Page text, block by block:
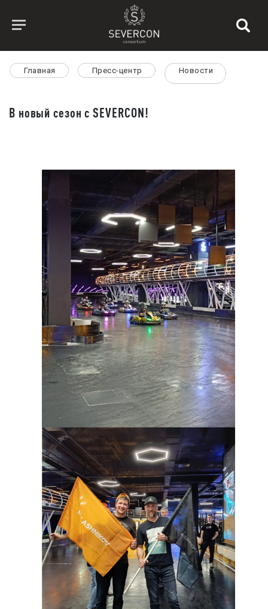
Главная Пресс-центр Новости
В новый сезон с SEVERCON!